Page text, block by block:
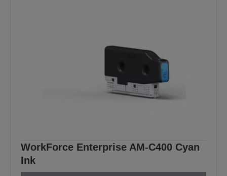
WorkForce Enterprise AM-C400 Cyan
Ink